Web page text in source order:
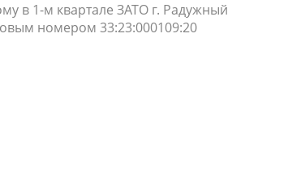
в 1-м квартале ЗАТО г. Радужный
номером 33:23:000109:20